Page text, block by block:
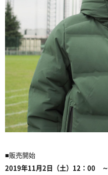
■販売開始
2019年11月2日（土）12：00 ～